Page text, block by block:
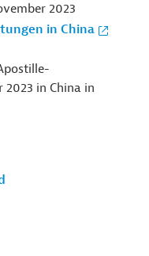
2023
in China
in China in